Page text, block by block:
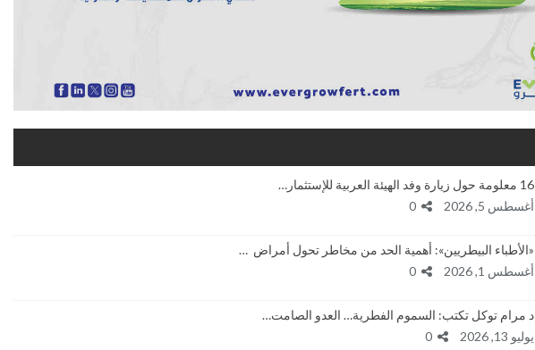
16 معلومة حول زيارة وفد الهيئة العربية للإستثمار…
أغسطس 5, 2026
«الأطباء البيطريين»: أهمية الحد من مخاطر تحول أمراض …
أغسطس 1, 2026
د مرام توكل تكتب: السموم الفطرية… العدو الصامت…
يوليو 13, 2026